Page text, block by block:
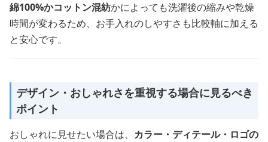
綿100%かコットン混紡かによっても洗濯後の縮みや乾燥
時間が変わるため、お手入れのしやすさも比較軸に加える
と安心です。
デザイン・おしゃれさを重視する場合に見るべき
ポイント
おしゃれに見せたい場合は、 カラー・ディテール・ロゴの